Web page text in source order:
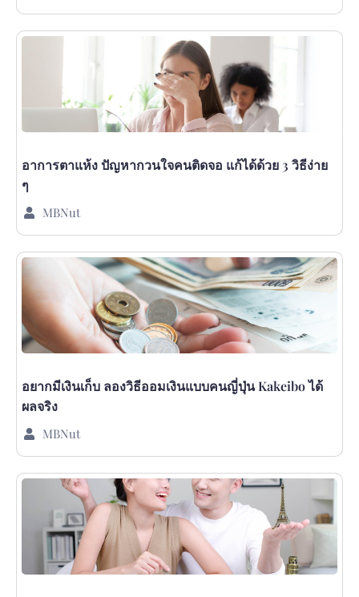
อาการตาแห้ง ปัญหากวนใจคนติดจอ แก้ได้ด้วย 3 วิธีง่าย
ๆ
MBNut
อยากมีเงินเก็บ ลองวิธีออมเงินแบบคนญี่ปุ่น Kakeibo ได้
ผลจริง
MBNut